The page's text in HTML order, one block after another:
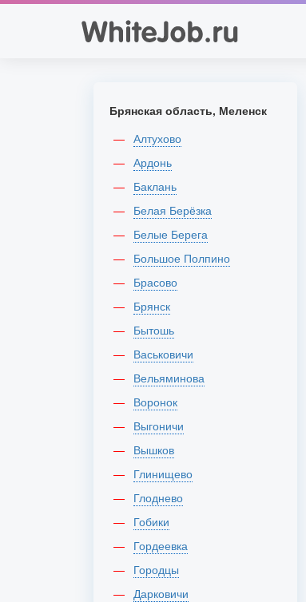
Брянская область, Меленск
Алтухово
Ардонь
Баклань
Белая Берёзка
Белые Берега
Большое Полпино
Брасово
Брянск
Бытошь
Васьковичи
Вельяминова
Воронок
Выгоничи
Вышков
Глинищево
Глоднево
Гобики
Гордеевка
Городцы
Дарковичи